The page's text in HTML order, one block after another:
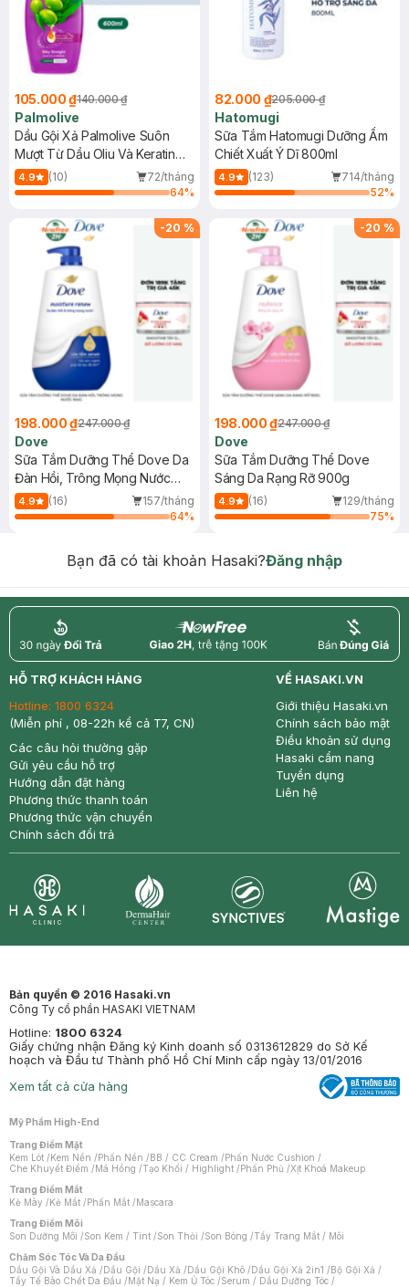
105.000 ₫140.000 ₫
Palmolive
Dầu Gội Xả Palmolive Suôn
Mượt Từ Dầu Oliu Và Keratin
600ml
4.9 (10)
72/tháng
64%
82.000 ₫205.000 ₫
Hatomugi
Sữa Tắm Hatomugi Dưỡng Ẩm
Chiết Xuất Ý Dĩ 800ml
4.9 (123)
714/tháng
52%
-20 %
198.000 ₫247.000 ₫
Dove
Sữa Tắm Dưỡng Thể Dove Da
Đàn Hồi, Trông Mọng Nước
900g
4.9 (16)
157/tháng
64%
-20 %
198.000 ₫247.000 ₫
Dove
Sữa Tắm Dưỡng Thể Dove
Sáng Da Rạng Rỡ 900g
4.9 (16)
129/tháng
75%
Bạn đã có tài khoản Hasaki?Đăng nhập
return nowfree price
HỖ TRỢ KHÁCH HÀNG
Hotline: 1800 6324
(Miễn phí , 08-22h kể cả T7, CN)
Các câu hỏi thường gặp
Gửi yêu cầu hỗ trợ
Hướng dẫn đặt hàng
Phương thức thanh toán
Phương thức vận chuyển
Chính sách đổi trả
VỀ HASAKI.VN
Giới thiệu Hasaki.vn
Chính sách bảo mật
Điều khoản sử dụng
Hasaki cẩm nang
Tuyển dụng
Liên hệ
Bản quyền © 2016 Hasaki.vn
Công Ty cổ phần HASAKI VIETNAM
Hotline: 1800 6324
Giấy chứng nhận Đăng ký Kinh doanh số 0313612829 do Sở Kế
hoạch và Đầu tư Thành phố Hồ Chí Minh cấp ngày 13/01/2016
Xem tất cả cửa hàng
Mỹ Phẩm High-End
Trang Điểm Mặt
Kem Lót /Kem Nền /Phấn Nền /BB / CC Cream /Phấn Nước Cushion /
Che Khuyết Điểm /Má Hồng /Tạo Khối / Highlight /Phấn Phủ /Xịt Khoá Makeup
Trang Điểm Mắt
Kẻ Mày /Kẻ Mắt /Phấn Mắt /Mascara
Trang Điểm Môi
Son Dưỡng Môi /Son Kem / Tint /Son Thỏi /Son Bóng /Tẩy Trang Mắt / Môi
Chăm Sóc Tóc Và Da Đầu
Dầu Gội Và Dầu Xả /Dầu Gội /Dầu Xả /Dầu Gội Khô /Dầu Gội Xả 2in1 /Bộ Gội Xả /
Tẩy Tế Bào Chết Da Đầu /Mặt Nạ / Kem Ủ Tóc /Serum / Dầu Dưỡng Tóc /